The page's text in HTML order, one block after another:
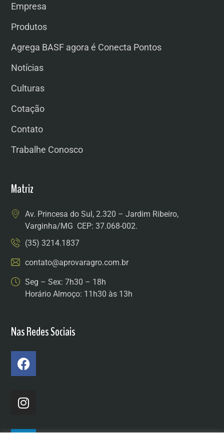
Empresa
Produtos
Agrega BASF agora é Conecta Pontos
Notícias
Culturas
Cotação
Contato
Trabalhe Conosco
Matriz
Av. Princesa do Sul, 2.320 – Jardim Ribeiro,
Varginha/MG CEP: 37.068-002.
(35) 3214.1837
contato@aprovaragro.com.br
Seg – Sex: 7h30 – 18h
Horário Almoço: 11h30 às 13h
Nas Redes Sociais